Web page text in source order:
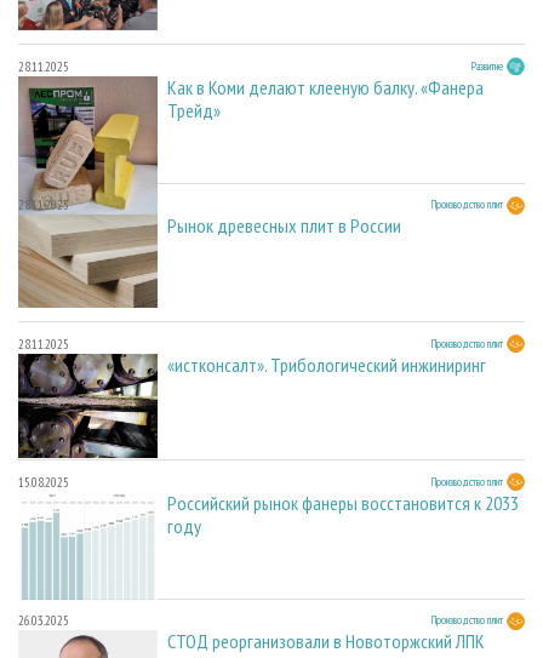
28.11.2025 Развитие
Как в Коми делают клееную балку. «Фанера
Трейд»
28.11.2025 Производство плит
Рынок древесных плит в России
28.11.2025 Производство плит
«истконсалт». Трибологический инжиниринг
15.08.2025 Производство плит
Российский рынок фанеры восстановится к 2033
году
26.03.2025 Производство плит
СТОД реорганизовали в Новоторжский ЛПК